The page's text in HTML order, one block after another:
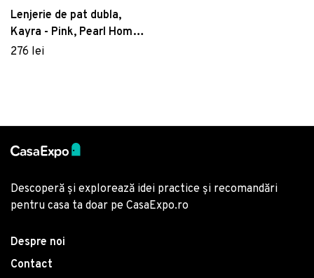
Lenjerie de pat dubla,
Kayra - Pink, Pearl Home,
Bumbac Ranforce
276 lei
Descoperă și explorează idei practice și recomandări
pentru casa ta doar pe CasaExpo.ro
Despre noi
Contact